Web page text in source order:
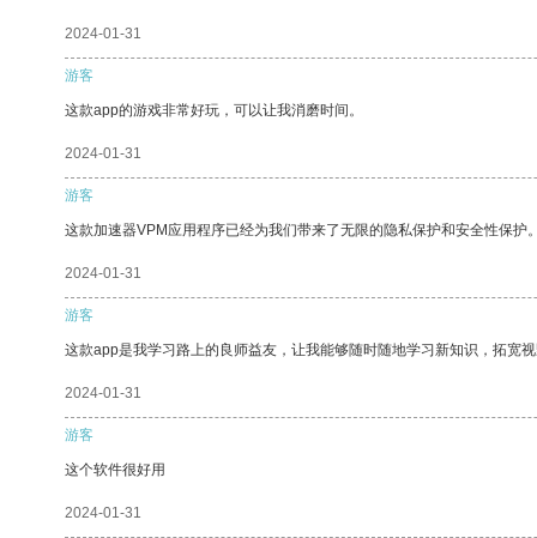
2024-01-31
游客
这款app的游戏非常好玩，可以让我消磨时间。
2024-01-31
游客
这款加速器VPM应用程序已经为我们带来了无限的隐私保护和安全性保护
2024-01-31
游客
这款app是我学习路上的良师益友，让我能够随时随地学习新知识，拓宽
2024-01-31
游客
这个软件很好用
2024-01-31